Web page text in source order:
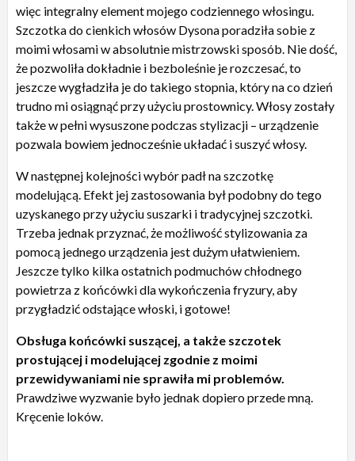
więc integralny element mojego codziennego włosingu.
Szczotka do cienkich włosów Dysona poradziła sobie z
moimi włosami w absolutnie mistrzowski sposób. Nie dość,
że pozwoliła dokładnie i bezboleśnie je rozczesać, to
jeszcze wygładziła je do takiego stopnia, który na co dzień
trudno mi osiągnąć przy użyciu prostownicy. Włosy zostały
także w pełni wysuszone podczas stylizacji – urządzenie
pozwala bowiem jednocześnie układać i suszyć włosy.
W następnej kolejności wybór padł na szczotkę
modelującą. Efekt jej zastosowania był podobny do tego
uzyskanego przy użyciu suszarki i tradycyjnej szczotki.
Trzeba jednak przyznać, że możliwość stylizowania za
pomocą jednego urządzenia jest dużym ułatwieniem.
Jeszcze tylko kilka ostatnich podmuchów chłodnego
powietrza z końcówki dla wykończenia fryzury, aby
przygładzić odstające włoski, i gotowe!
Obsługa końcówki suszącej, a także szczotek
prostującej i modelującej zgodnie z moimi
przewidywaniami nie sprawiła mi problemów.
Prawdziwe wyzwanie było jednak dopiero przede mną.
Kręcenie loków.